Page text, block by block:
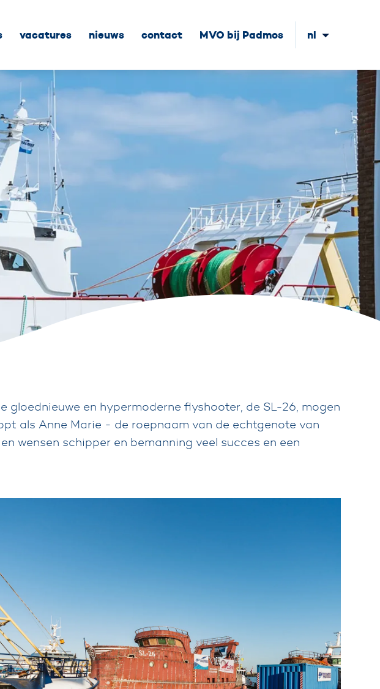
nl
vacatures nieuws contact MVO bij Padmos
en hypermoderne flyshooter, de SL-26, mogen
als Anne Marie - de roepnaam van de echtgenote van
wensen schipper en bemanning veel succes en een